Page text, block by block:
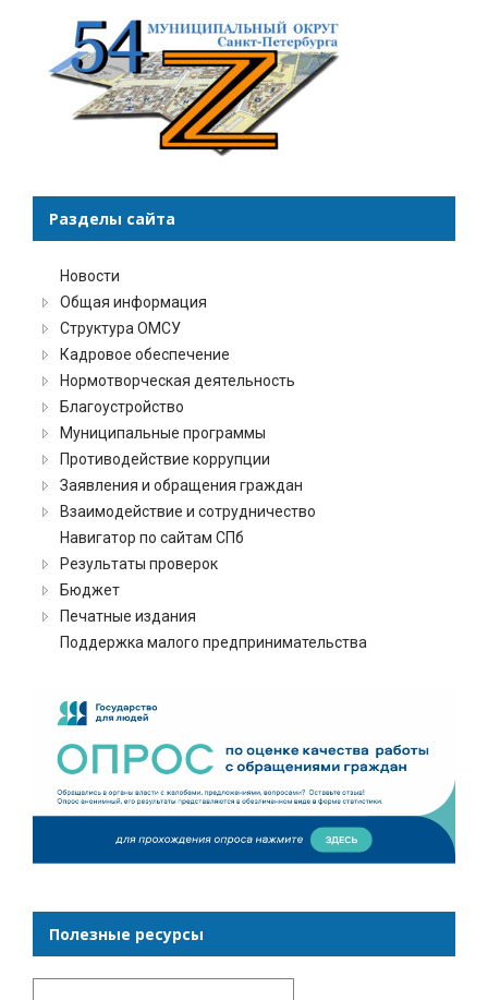
Разделы сайта
Новости
Общая информация
Структура ОМСУ
Кадровое обеспечение
Нормотворческая деятельность
Благоустройство
Муниципальные программы
Противодействие коррупции
Заявления и обращения граждан
Взаимодействие и сотрудничество
Навигатор по сайтам СПб
Результаты проверок
Бюджет
Печатные издания
Поддержка малого предпринимательства
Полезные ресурсы